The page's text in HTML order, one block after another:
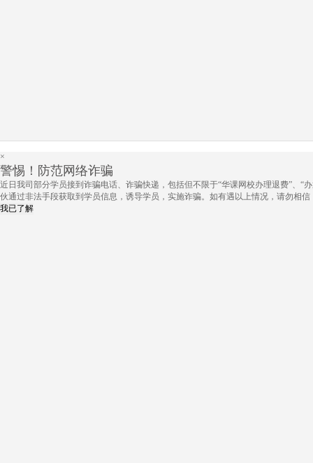
×
警惕！防范网络诈骗
近日我司部分学员接到诈骗电话、诈骗快递，包括但不限于“华课网校办理退费”、“
伙通过非法手段获取到学员信息，诱导学员，实施诈骗。如有遇以上情况，请勿相
我已了解